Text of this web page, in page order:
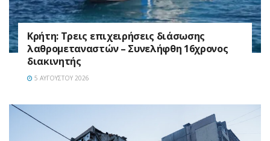
Κρήτη: Τρεις επιχειρήσεις διάσωσης
λαθρομεταναστών – Συνελήφθη 16χρονος
διακινητής
5 ΑΥΓΟΎΣΤΟΥ 2026